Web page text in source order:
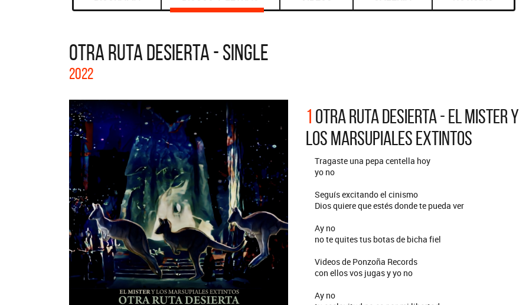
OTRA RUTA DESIERTA - SINGLE
2022
1 OTRA RUTA DESIERTA - EL MISTER Y
LOS MARSUPIALES EXTINTOS
Tragaste una pepa centella hoy
yo no
Seguís excitando el cinismo
Dios quiere que estés donde te pueda ver
Ay no
no te quites tus botas de bicha fiel
Videos de Ponzoña Records
con ellos vos jugas y yo no
Ay no
DESTACADOS
La colección completa de los CMTV
DESTACADOS